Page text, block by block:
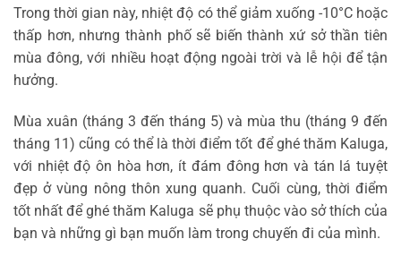
Trong thời gian này, nhiệt độ có thể giảm xuống -10°C hoặc
thấp hơn, nhưng thành phố sẽ biến thành xứ sở thần tiên
mùa đông, với nhiều hoạt động ngoài trời và lễ hội để tận
hưởng.
Mùa xuân (tháng 3 đến tháng 5) và mùa thu (tháng 9 đến
tháng 11) cũng có thể là thời điểm tốt để ghé thăm Kaluga,
với nhiệt độ ôn hòa hơn, ít đám đông hơn và tán lá tuyệt
đẹp ở vùng nông thôn xung quanh. Cuối cùng, thời điểm
tốt nhất để ghé thăm Kaluga sẽ phụ thuộc vào sở thích của
bạn và những gì bạn muốn làm trong chuyến đi của mình.